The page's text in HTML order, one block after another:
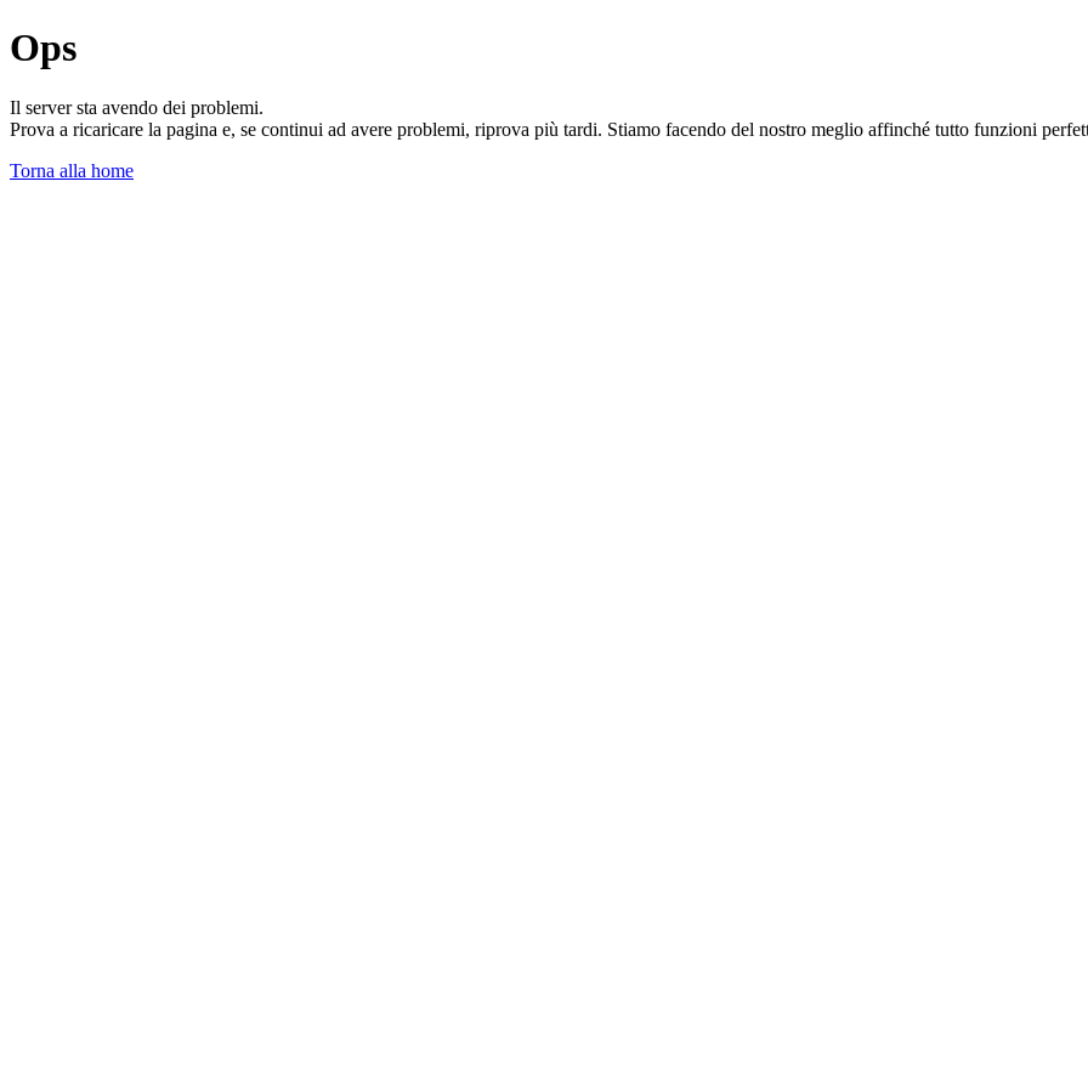
Ops
Il server sta avendo dei problemi.
Prova a ricaricare la pagina e, se continui ad avere problemi, riprova più tardi. Stiamo facendo del nostro meglio affinché tutto funzioni
Torna alla home